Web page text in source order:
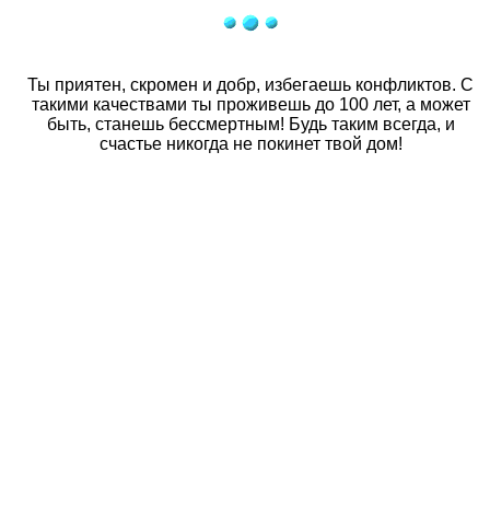
Ты приятен, скромен и добр, избегаешь конфликтов. С
такими качествами ты проживешь до 100 лет, а может
быть, станешь бессмертным! Будь таким всегда, и
счастье никогда не покинет твой дом!